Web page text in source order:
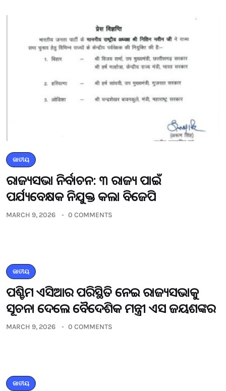
ଜାତୀୟ
ରାଜ୍ୟସଭା ନିର୍ବାଚନ: ୩ ରାଜ୍ୟ ପାଇଁ
ପର୍ଯ୍ୟବେକ୍ଷକ ନିଯୁକ୍ତ କଲା ବିଜେପି
MARCH 9, 2026 0 COMMENTS
ଜାତୀୟ
ପଶ୍ଚିମ ଏସିଆର ପରିସ୍ଥିତି ନେଇ ରାଜ୍ୟସଭାକୁ
ସୂଚନା ଦେଲେ ବୈଦେଶିକ ମନ୍ତ୍ରୀ ଏସ ଜୟଶଙ୍କର
MARCH 9, 2026 0 COMMENTS
ଜାତୀୟ